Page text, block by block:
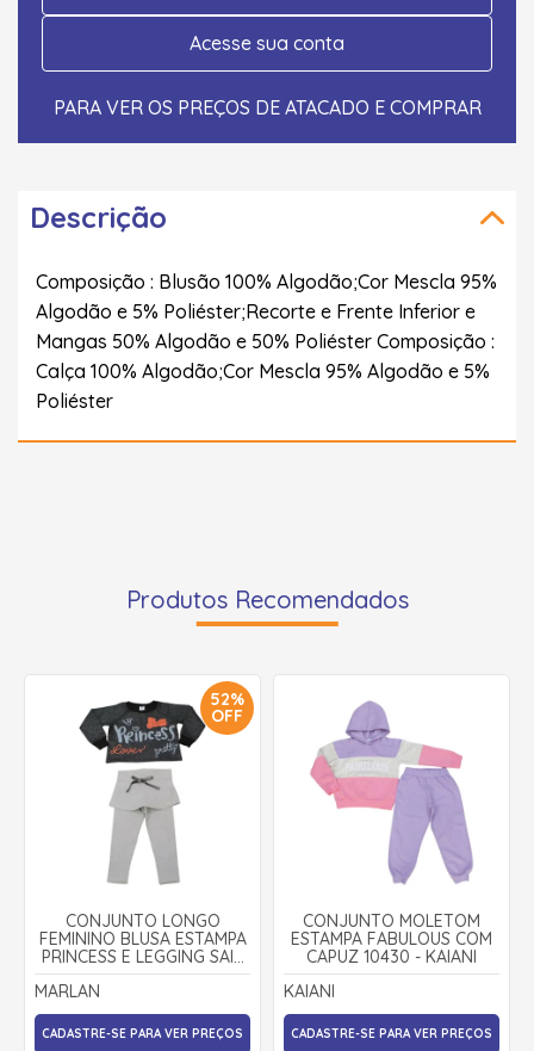
Acesse sua conta
PARA VER OS PREÇOS DE ATACADO E COMPRAR
Descrição
Composição : Blusão 100% Algodão;Cor Mescla 95%
Algodão e 5% Poliéster;Recorte e Frente Inferior e
Mangas 50% Algodão e 50% Poliéster Composição :
Calça 100% Algodão;Cor Mescla 95% Algodão e 5%
Poliéster
Produtos Recomendados
52%
OFF
CONJUNTO LONGO
FEMININO BLUSA ESTAMPA
PRINCESS E LEGGING SAIA
MOLETTON 22606 -
MARLAN
CADASTRE-SE PARA VER PREÇOS
CONJUNTO MOLETOM
ESTAMPA FABULOUS COM
CAPUZ 10430 - KAIANI
KAIANI
CADASTRE-SE PARA VER PREÇOS